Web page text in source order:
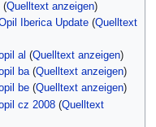
(Quelltext anzeigen)
Iberica Update (Quelltext
al (Quelltext anzeigen)
ba(Quelltext anzeigen)
be (Quelltext anzeigen)
cz 2008 (Quelltext